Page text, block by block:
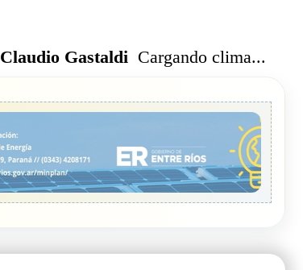
Claudio Gastaldi Cargando clima...